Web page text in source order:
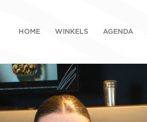
HOME WINKELS AGENDA